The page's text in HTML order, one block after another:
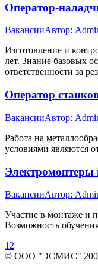
Оператор-
ВакансииАвтор:
Изготовление и
лет. Знание базовых
ответственности за
Оператор
ВакансииАвтор:
Работа на
условиями являются
Электромонтеры
ВакансииАвтор:
Участие в монтаже и
Возможность
1 2
© ООО "ЭСМИС"